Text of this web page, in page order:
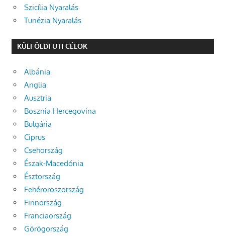
Szicília Nyaralás
Tunézia Nyaralás
KÜLFÖLDI UTI CÉLOK
Albánia
Anglia
Ausztria
Bosznia Hercegovina
Bulgária
Ciprus
Csehország
Észak-Macedónia
Észtország
Fehéroroszország
Finnország
Franciaország
Görögország